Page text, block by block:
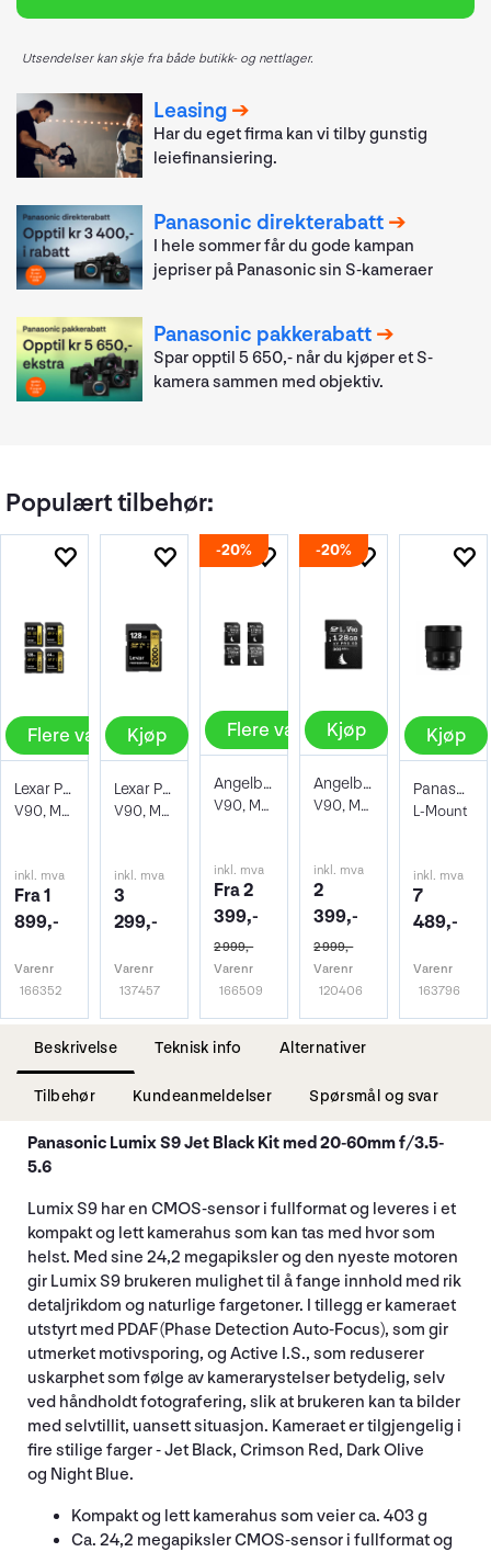
Utsendelser kan skje fra både butikk- og nettlager.
Leasing
Har du eget firma kan vi tilby gunstig
leiefinansiering.
Panasonic direkterabatt
I hele sommer får du gode kampan
jepriser på Panasonic sin S-kameraer
Panasonic pakkerabatt
Spar opptil 5 650,- når du kjøper et S-
kamera sammen med objektiv.
Populært tilbehør:
Flere valg
Lexar Pro 2000X SDXC UHS-II U3
V90, Max Read 300 - Write 260 MB/s
inkl. mva
Fra 1
899,-
Varenr
166352
Kjøp
Lexar Pro 2000X SDXC UHS-II U3 128GB
V90, Max Read 300 - Write 260 MB/s
inkl. mva
3
299,-
Varenr
137457
20%
Flere valg
Angelbird AV PRO SD MK2 V90
V90, Max Read 300 - Write 280 MB/s
inkl. mva
Fra 2
399,-
2 999,-
Varenr
166509
20%
Kjøp
Angelbird AV PRO SD MK2 128GB V90
V90, Max Read 300 - Write 280 MB/s
inkl. mva
2
399,-
2 999,-
Varenr
120406
Kjøp
Panasonic Lumix S 85mm f/1.8 Bulk
L-Mount
inkl. mva
7
489,-
Varenr
163796
Beskrivelse Teknisk info Alternativer
Tilbehør Kundeanmeldelser Spørsmål og svar
Panasonic Lumix S9 Jet Black Kit med 20-60mm f/3.5-
5.6
Lumix S9 har en CMOS-sensor i fullformat og leveres i et
kompakt og lett kamerahus som kan tas med hvor som
helst. Med sine 24,2 megapiksler og den nyeste motoren
gir Lumix S9 brukeren mulighet til å fange innhold med rik
detaljrikdom og naturlige fargetoner. I tillegg er kameraet
utstyrt med PDAF (Phase Detection Auto-Focus), som gir
utmerket motivsporing, og Active I.S., som reduserer
uskarphet som følge av kamerarystelser betydelig, selv
ved håndholdt fotografering, slik at brukeren kan ta bilder
med selvtillit, uansett situasjon. Kameraet er tilgjengelig i
fire stilige farger - Jet Black, Crimson Red, Dark Olive
og Night Blue.
Kompakt og lett kamerahus som veier ca. 403 g
Ca. 24,2 megapiksler CMOS-sensor i fullformat og